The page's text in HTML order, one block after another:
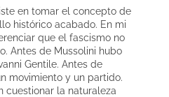
en tomar el concepto de
histórico acabado. En mi
que el fascismo no
Antes de Mussolini hubo
Gentile. Antes de
movimiento y un partido.
cuestionar la naturaleza